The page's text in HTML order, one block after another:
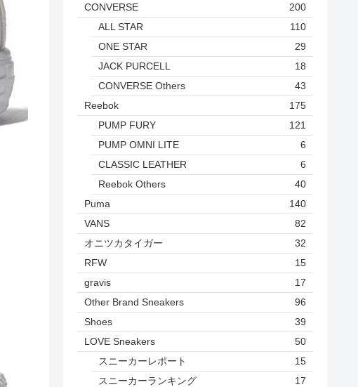
CONVERSE
200
ALL STAR
110
ONE STAR
29
JACK PURCELL
18
CONVERSE Others
43
Reebok
175
PUMP FURY
121
PUMP OMNI LITE
6
CLASSIC LEATHER
6
Reebok Others
40
Puma
140
VANS
82
オニツカタイガー
32
RFW
15
gravis
17
Other Brand Sneakers
96
Shoes
39
LOVE Sneakers
50
スニーカーレポート
15
スニーカーランキング
17